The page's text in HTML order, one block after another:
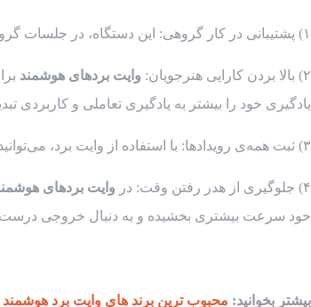
۱) پشتیبانی در کار گروهی: این دستگاه، در جلسات گروهی بسیار مفید هستند. به کمک وایت بردهای هوشمند، همگی با محتوای دیجیتال آشنا می‌شوید و برای کار گروهی، بهترین هماهنگی را خواهید داشت.
۲) بالا بردن کارایی هنرجویان: وایت بردهای هوشمند
یادگیری خود را بیشتر به یادگیری تعاملی و کاربردی
۳) ثبت همه‌ی رویدادها: با استفاده از وایت برد، می‌توانید به راحتی همه‌ی رویدادهای اجتماعی و کاری خود را ثبت کنید. این راه‌ حل اجازه می‌دهد به راحتی و با سرعت بیشتری، اطلاعات را جستجو و نمایش دهید.
۴) جلوگیری از هدر رفتن وقت: در وایت بردهای
خود سرعت بیشتری بخشیده و به دنبال خروجی درست
بیشتر بخوانید: محبوب ترین برند های وایت برد هوشمند